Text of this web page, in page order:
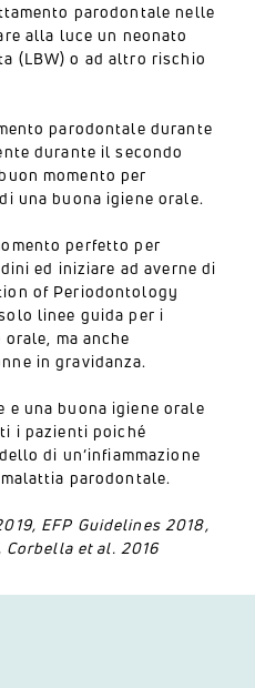
parodontale nelle
alla luce un neonato
(LBW) o ad altro rischio
parodontale durante
durante il secondo
momento per
una buona igiene orale.
perfetto per
ed iniziare ad averne di
of Periodontology
linee guida per i
ma anche
in gravidanza.
una buona igiene orale
i pazienti poiché
di un’infiammazione
parodontale.
EFP Guidelines 2018,
et al. 2016